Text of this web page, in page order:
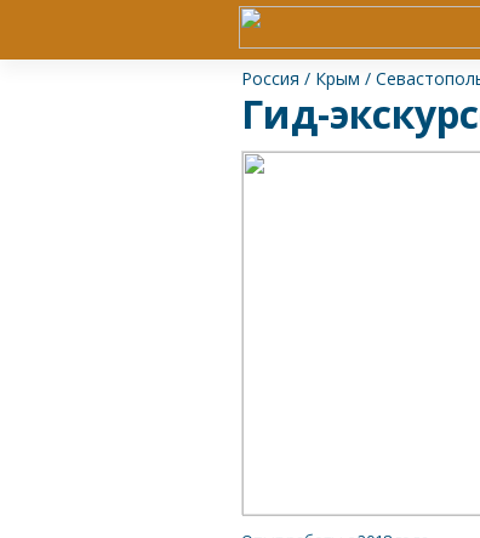
Россия / Крым /
Гид-